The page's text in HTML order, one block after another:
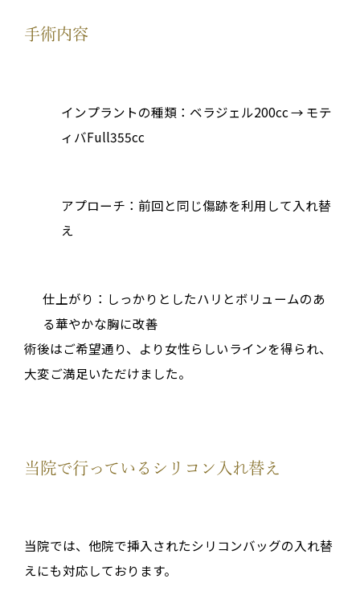
手術内容
インプラントの種類：ベラジェル200cc → モテ
ィバFull355cc
アプローチ：前回と同じ傷跡を利用して入れ替
え
仕上がり：しっかりとしたハリとボリュームのあ
る華やかな胸に改善
術後はご希望通り、より女性らしいラインを得られ、
大変ご満足いただけました。
当院で行っているシリコン入れ替え
当院では、他院で挿入されたシリコンバッグの入れ替
えにも対応しております。